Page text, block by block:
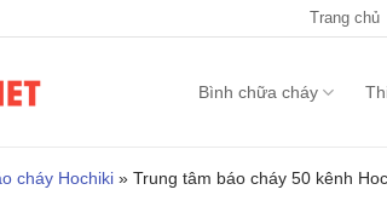
Trang chủ
Bình chữa cháy
cháy Hochiki » Trung tâm báo cháy 50 kênh